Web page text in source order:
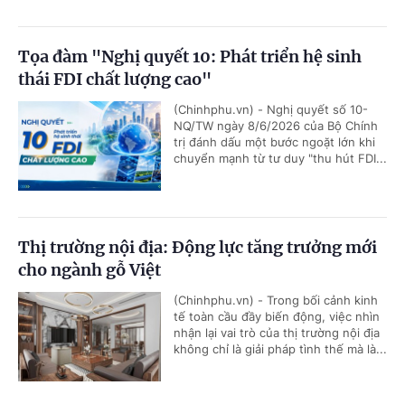
Tọa đàm "Nghị quyết 10: Phát triển hệ sinh
thái FDI chất lượng cao"
(Chinhphu.vn) - Nghị quyết số 10-
NQ/TW ngày 8/6/2026 của Bộ Chính
trị đánh dấu một bước ngoặt lớn khi
chuyển mạnh từ tư duy "thu hút FDI...
Thị trường nội địa: Động lực tăng trưởng mới
cho ngành gỗ Việt
(Chinhphu.vn) - Trong bối cảnh kinh
tế toàn cầu đầy biến động, việc nhìn
nhận lại vai trò của thị trường nội địa
không chỉ là giải pháp tình thế mà là...